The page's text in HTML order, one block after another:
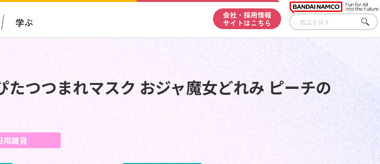
学ぶ
会社・採用情報
サイトはこちら
さが
す
たつつまれマスク おジャ魔女どれみ ピーチの
用雑貨